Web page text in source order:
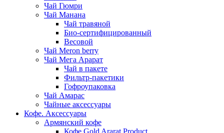
Чай Гюмри
Чай Манана
Чай травяной
Био-сертифицированный
Весовой
Чай Meron berry
Чай Мега Арарат
Чай в пакете
Фильтр-пакетики
Гофроупаковка
Чай Амарас
Чайные аксессуары
Кофе. Аксессуары
Армянский кофе
Кофе Gold Ararat Product